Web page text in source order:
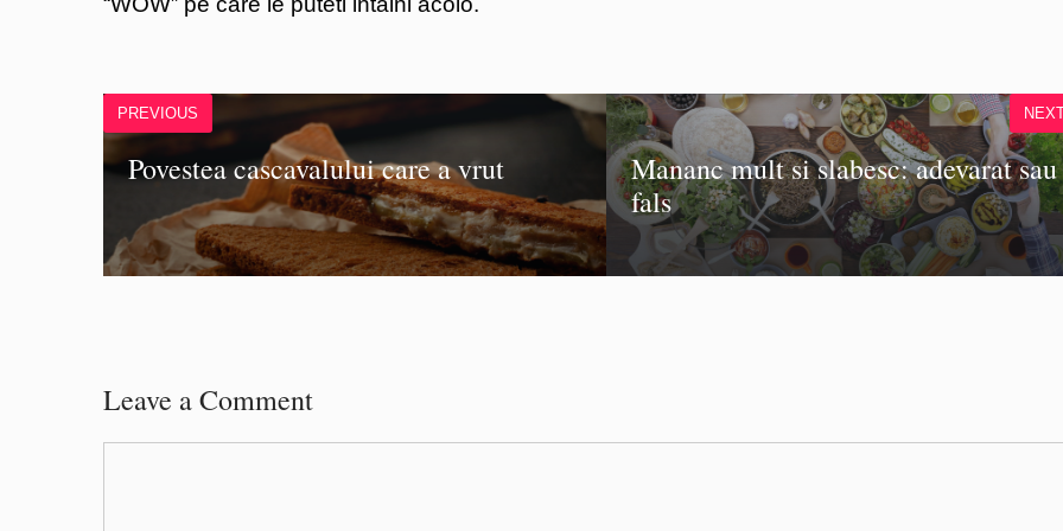
PREVIOUS
Povestea cascavalului care a vrut
Mananc mult si slabesc: adevarat sau
fals
Leave a Comment